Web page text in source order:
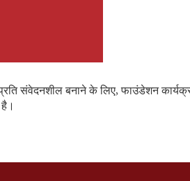
संवेदनशील बनाने के लिए, फाउंडेशन